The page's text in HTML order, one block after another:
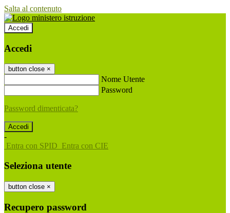
Salta al contenuto
Accedi
Accedi
button close ×
Nome Utente
Password
Password dimenticata?
-
Entra con SPID Entra con CIE
Seleziona utente
button close ×
Recupero password